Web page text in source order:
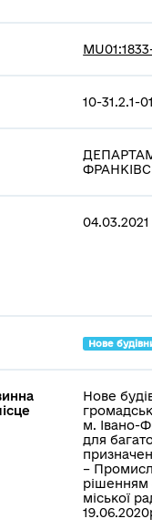
10-31.2.1-01
04.03.2021
Нове
Нове
м. Івано-
для
–
рішенням
міської